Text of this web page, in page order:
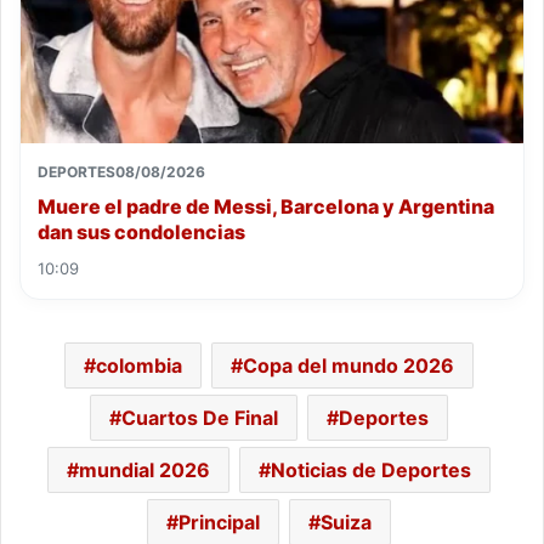
DEPORTES08/08/2026
Muere el padre de Messi, Barcelona y Argentina
dan sus condolencias
10:09
colombia Copa del mundo 2026
Cuartos De Final Deportes
mundial 2026 Noticias de Deportes
Principal Suiza